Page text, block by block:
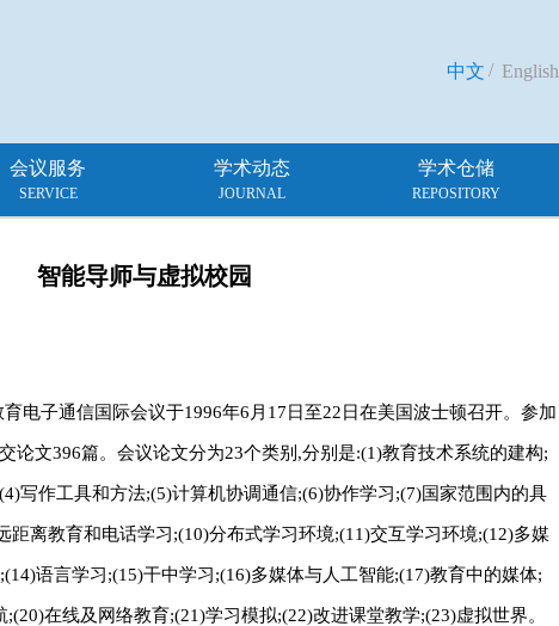
中文 / English
会议服务
SERVICE
学术动态
JOURNAL
学术仓储
REPOSITORY
智能导师与虚拟校园
育电子通信国际会议于1996年6月17日至22日在美国波士顿召开。参加
论文396篇。会议论文分为23个类别,分别是:(1)教育技术系统的建构;
写作工具和方法;(5)计算机协调通信;(6)协作学习;(7)国家范围内的具
距离教育和电话学习;(10)分布式学习环境;(11)交互学习环境;(12)多媒
语言学习;(15)干中学习;(16)多媒体与人工智能;(17)教育中的媒体;
在线及网络教育;(21)学习模拟;(22)改进课堂教学;(23)虚拟世界。